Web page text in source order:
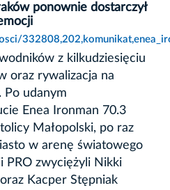
ponownie dostarczył
z kilkudziesięciu
oraz rywalizacja na
Po udanym
Enea Ironman 70.3
Małopolski, po raz
w arenę światowego
PRO zwyciężyli Nikki
Kacper Stępniak